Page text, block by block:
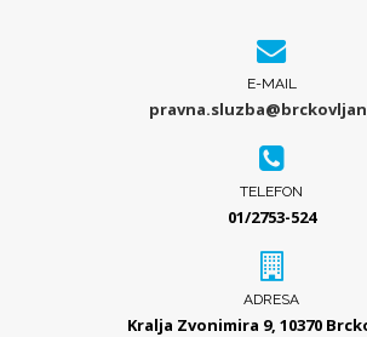
E-MAIL
TELEFON
01/2753-524
ADRESA
Kralja Zvonimira 9, 10370